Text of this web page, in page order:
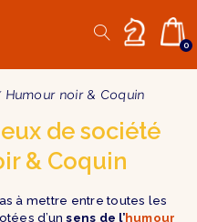
0
Humour noir & Coquin
de société
& Coquin
à mettre entre toutes les
d’unsens de l’humour